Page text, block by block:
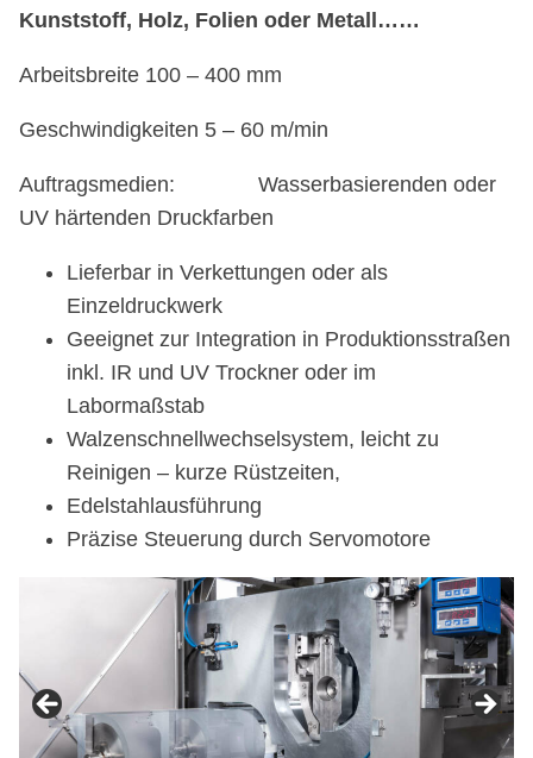
Kunststoff, Holz, Folien oder Metall……
Arbeitsbreite 100 – 400 mm
Geschwindigkeiten 5 – 60 m/min
Auftragsmedien: Wasserbasierenden oder
UV härtenden Druckfarben
Lieferbar in Verkettungen oder als
Einzeldruckwerk
Geeignet zur Integration in Produktionsstraßen
inkl. IR und UV Trockner oder im
Labormaßstab
Walzenschnellwechselsystem, leicht zu
Reinigen – kurze Rüstzeiten,
Edelstahlausführung
Präzise Steuerung durch Servomotore